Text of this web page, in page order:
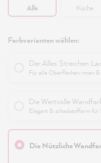
Alle Küche
Farbvarianten wählen:
Der Alles Streichen
Für alle Oberflächen innen &
Die Wertvolle
Elegant & schadstoffarm für
Die Nützliche